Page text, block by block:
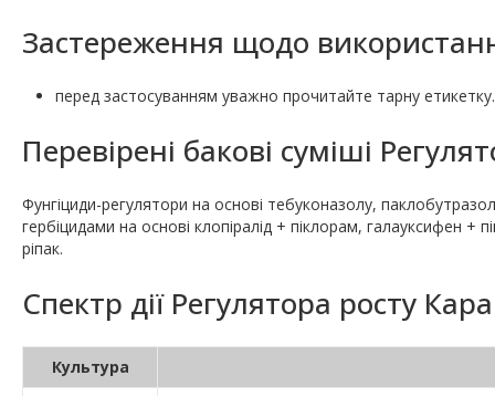
Застереження щодо
перед застосуванням уважно прочитайте тарну етикетку.
Перевірені бакові суміші
Фунгіциди-регулятори на основі тебуконазолу,
гербіцидами на основі клопіралід + піклорам, галауксифен
ріпак.
Спектр дії Регулятора росту
Культура